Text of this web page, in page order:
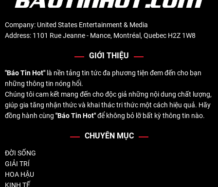
Company: United States Entertainment & Media
Address: 1101 Rue Jeanne - Mance, Montréal, Quebec H2Z 1W8
GIỚI THIỆU
"Báo Tin Hot" là nền tảng tin tức đa phương tiện đem đến cho bạn
những thông tin nóng hổi.
Chúng tôi cam kết mang đến cho độc giả những nội dung chất lượng,
giúp gia tăng nhận thức và khai thác tri thức một cách hiệu quả. Hãy
đồng hành cùng "Báo Tin Hot"để không bỏ lỡ bất kỳ thông tin nào.
CHUYÊN MỤC
ĐỜI SỐNG
GIẢI TRÍ
HOA HẬU
KINH TẾ